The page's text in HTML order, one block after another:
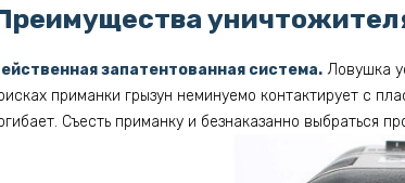
запатентованная система.Ловушка
приманки грызун неминуемо контактирует с
Съесть приманку и безнаказанно выбраться